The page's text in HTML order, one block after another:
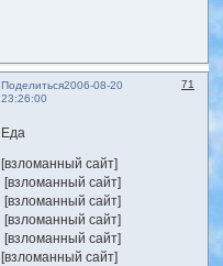
Поделиться 71
2006-08-20
23:26:00
Еда
[взломанный сайт]
[взломанный сайт]
[взломанный сайт]
[взломанный сайт]
[взломанный сайт]
[взломанный сайт]